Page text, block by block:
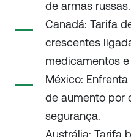
de armas russas.
Canadá: Tarifa
crescentes
medicamentos
México:
de aumento por
segurança.
Austrália: Tarifa